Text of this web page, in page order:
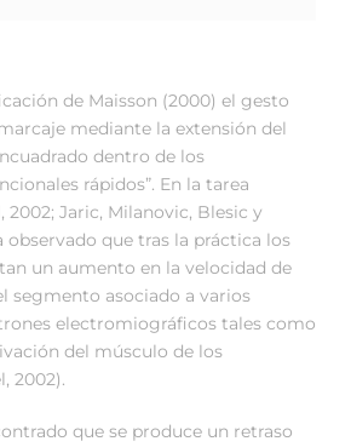
de Maisson (2000) el gesto
mediante la extensión del
dentro de los
rápidos”. En la tarea
2002; Jaric, Milanovic, Blesic y
observado que tras la práctica los
un aumento en la velocidad de
segmento asociado a varios
electromiográficos tales como
del músculo de los
2002).
que se produce un retraso